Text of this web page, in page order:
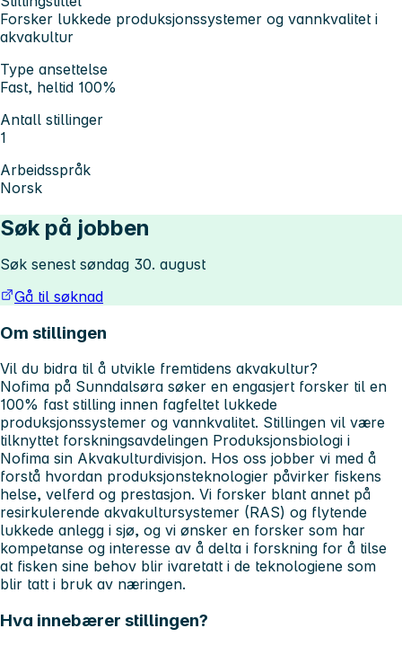
Forsker lukkede produksjonssystemer og vannkvalitet i
akvakultur
Type ansettelse
Fast, heltid 100%
Antall stillinger
1
Arbeidsspråk
Norsk
Søk på jobben
Søk senest søndag 30. august
Gå til søknad
Om stillingen
Vil du bidra til å utvikle fremtidens akvakultur?
Nofima på Sunndalsøra søker en engasjert forsker til en
100% fast stilling innen fagfeltet lukkede
produksjonssystemer og vannkvalitet. Stillingen vil være
tilknyttet forskningsavdelingen Produksjonsbiologi i
Nofima sin Akvakulturdivisjon. Hos oss jobber vi med å
forstå hvordan produksjonsteknologier påvirker fiskens
helse, velferd og prestasjon. Vi forsker blant annet på
resirkulerende akvakultursystemer (RAS) og flytende
lukkede anlegg i sjø, og vi ønsker en forsker som har
kompetanse og interesse av å delta i forskning for å tilse
at fisken sine behov blir ivaretatt i de teknologiene som
blir tatt i bruk av næringen.
Hva innebærer stillingen?